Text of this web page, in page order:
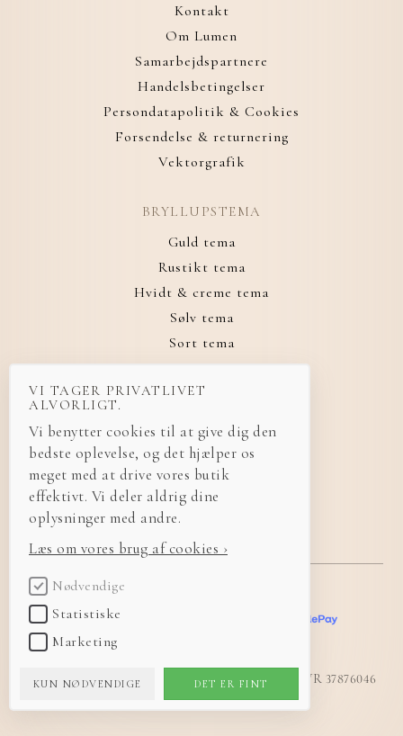
Kontakt
Om Lumen
Samarbejdspartnere
Handelsbetingelser
Persondatapolitik & Cookies
Forsendelse & returnering
Vektorgrafik
BRYLLUPSTEMA
Guld tema
Rustikt tema
Hvidt & creme tema
Sølv tema
Sort tema
+45 29 92 27 99
made@bylumen.dk
Bybakken 3, Annisse, 3200 Helsinge, Danmark
CVR 37876046
VI TAGER PRIVATLIVET
ALVORLIGT.
Vi benytter cookies til at give dig den
bedste oplevelse, og det hjælper os
meget med at drive vores butik
effektivt. Vi deler aldrig dine
oplysninger med andre.
Læs om vores brug af cookies ›
Nødvendige
Statistiske
Marketing
KUN NØDVENDIGE DET ER FINT